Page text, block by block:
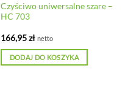
Czyściwo uniwersalne szare –
HC 703
166,95zł netto
DODAJ DO KOSZYKA